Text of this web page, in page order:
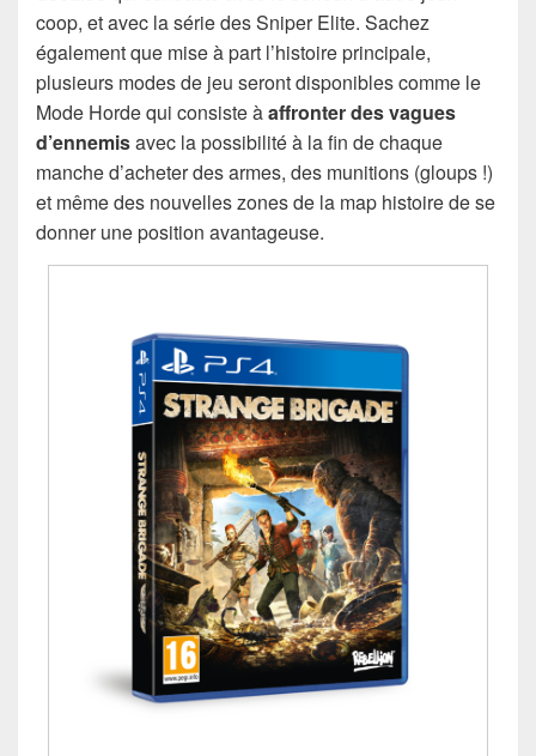
coop, et avec la série des Sniper Elite. Sachez
également que mise à part l’histoire principale,
plusieurs modes de jeu seront disponibles comme le
Mode Horde qui consiste àaffronter des vagues
d’ennemisavec la possibilité à la fin de chaque
manche d’acheter des armes, des munitions (gloups !)
et même des nouvelles zones de la map histoire de se
donner une position avantageuse.